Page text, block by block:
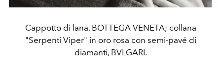
Cappotto di lana, BOTTEGA VENETA; collana
"Serpenti Viper" in oro rosa con semi-pavé di
diamanti, BVLGARI.